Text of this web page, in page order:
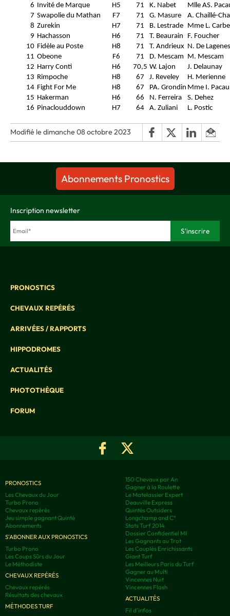
6 Invité de Marque H5 71 K. Nabet
Mlle AS.
7 Swapolie du Mathan F7 71 G. Masure
A. Chaillé-
8 Zurekin H7 71 B. Lestrade Mme L.
9 Hachasson H6 71 T. Beaurain
F. Foucher
10 Fidèle au Poste H8 71 T. Andrieux N. De
11 Obeone F6 71 D. Mescam M. Mescam
12 Harry Conti H6 70,5 W. Lajon
J. Delaunay
13 Rimpoche H8 67 J. Reveley
H. Merienne
14 Fight For Me H8 67 PA. Grondin Mme I.
15 Hakerman H6 66 N. Ferreira
S. Dehez
16 Pinaclouddown H7 64 A. Zuliani L. Postic
Modifié le dimanche 08 octobre 2023
Abonnements Pronostics
Inscription newsletter
PRONOSTICS
CHEVAUX REPÉRÉS
ARRIVÉES / RAPPORTS
HIPPODROMES
ACTUALITÉS
PHOTOTHÈQUE
FORUM
PRONOSTICS
Les Chevaux du Jour
Turbo Prono
Chevaux repérés
Jeu simple gagnant Quinté
Abonnements
S'ABONNER AUX PRONOSTICS
Turbo Prono
Les Coups Sûrs du Jour
Le Méthodiste
CHEVAUX REPÉRÉS
Chevaux repérés
Résultats des chevaux
MÉTHODES TURF
150 Chevaux par An
Gagner à la Roulette
Le Matelassier Expert
Deauville Express
Quintés Outsiders
Longchamp and C°
Stats Turf 2014
Dossier Confidentiel MI
Les Gagnants au Trot
Les Couplés Enrichissants
Giant Turf
Les Meilleurs Paris du Turf
Gagner au Multi
Vincennes Nuit
Vincennes Flash
ACTUALITÉS
Fil d'infos